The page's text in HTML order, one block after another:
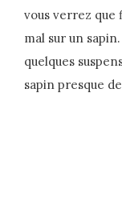
vous verrez que
mal sur un
quelques
sapin presque